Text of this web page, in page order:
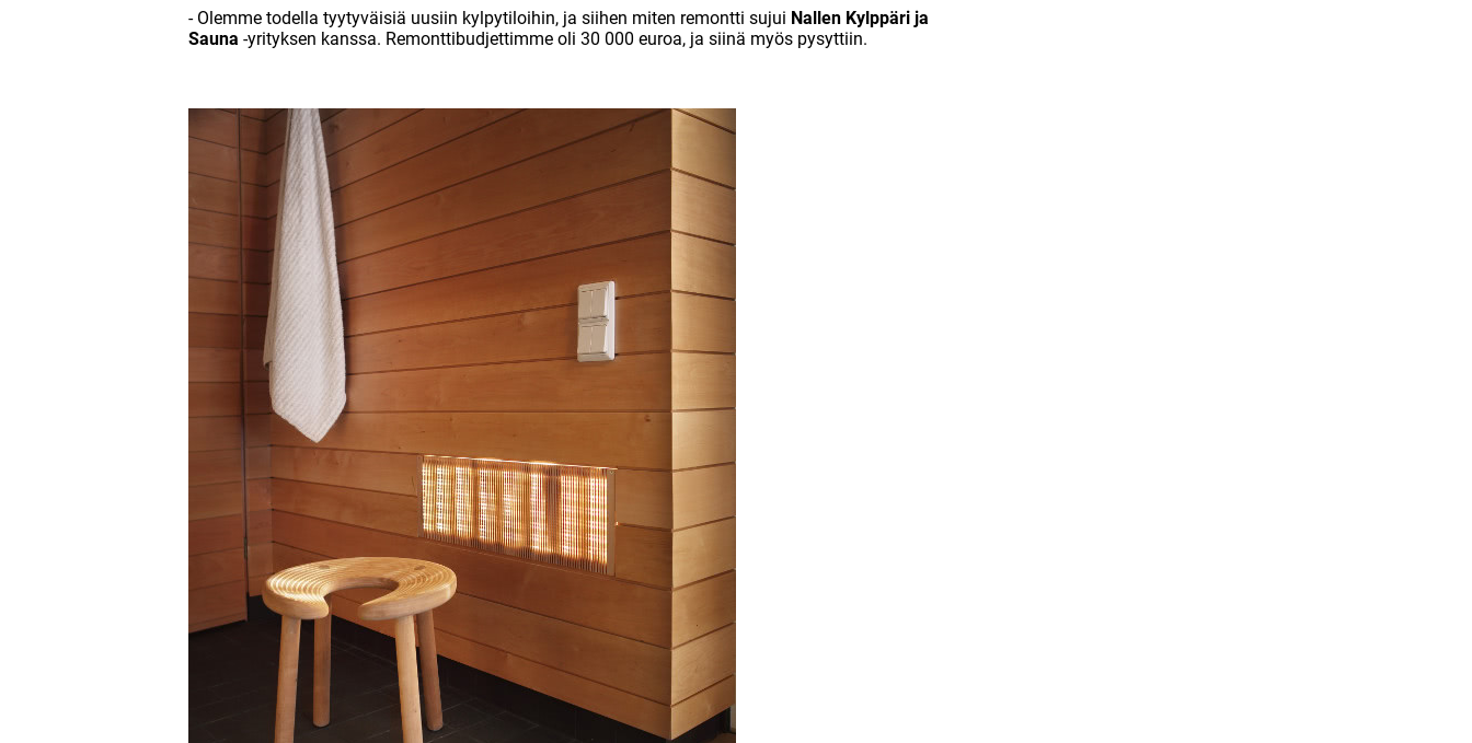
- Olemme todella tyytyväisiä uusiin kylpytiloihin, ja siihen miten remontti sujui Nallen Kylppäri ja
Sauna -yrityksen kanssa. Remonttibudjettimme oli 30 000 euroa, ja siinä myös pysyttiin.